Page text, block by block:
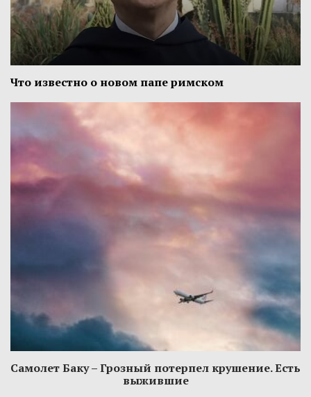
Что известно о новом папе римском
Самолет Баку – Грозный потерпел крушение. Есть
выжившие